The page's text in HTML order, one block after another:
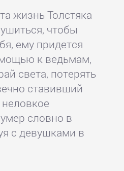
жизнь Толстяка
чтобы
ему придется
к ведьмам,
света, потерять
ставивший
словно в
с девушками в